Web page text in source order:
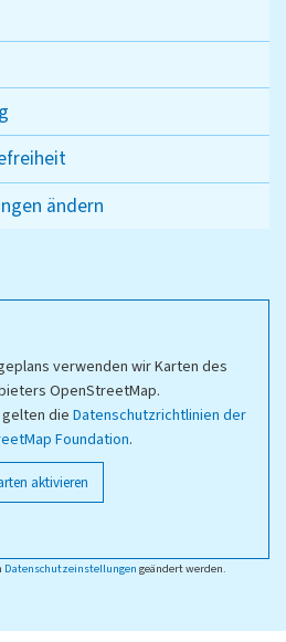
ändern
verwenden wir Karten des
OpenStreetMap.
die Datenschutzrichtlinien der
Foundation.
aktivieren
Datenschutzeinstellungen geändert werden.